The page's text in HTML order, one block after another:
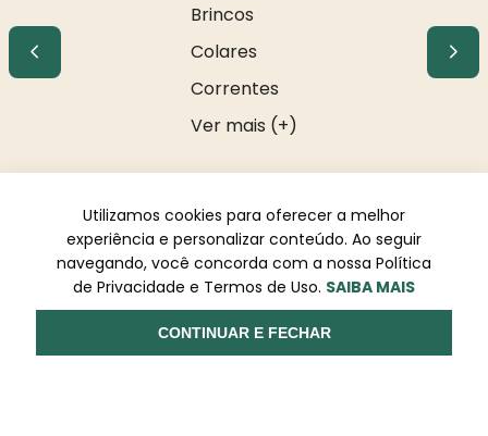
Brincos
Colares
Correntes
Ver mais (+)
R S COMERCIO DE METAIS E ACESSORIOS LTDA. CNPJ:
08.928.306/0001-14. Endereço: Av. dos Holandeses, 03, Qd 33,
LJ02. Galeria Appiani. Bairro: Calhau, São Luís - MA, CEP 65071-
Utilizamos cookies para oferecer a melhor
experiência e personalizar conteúdo. Ao seguir
navegando, você concorda com a nossa Política
de Privacidade e Termos de Uso. SAIBA MAIS
CONTINUAR E FECHAR